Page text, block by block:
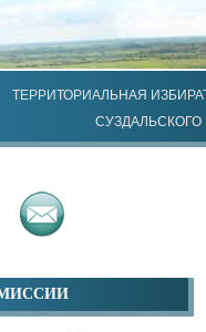
ТЕРРИТОРИАЛЬНАЯ
СУЗДАЛЬСКОГО